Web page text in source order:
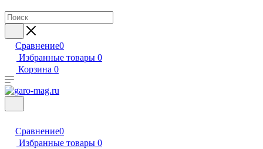
Сравнение0
Избранные товары 0
Корзина 0
Сравнение0
Избранные товары 0